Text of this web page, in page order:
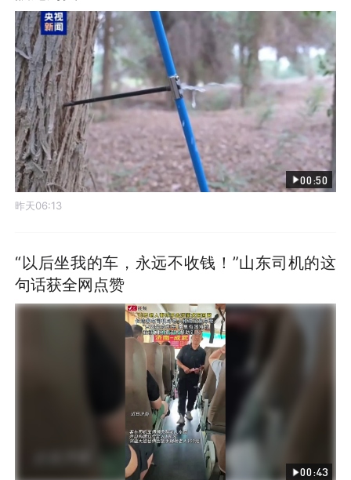
00:50
昨天06:13
“以后坐我的车，永远不收钱！”山东司机的这
句话获全网点赞
00:43